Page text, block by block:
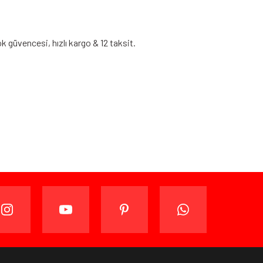
hızlı kargo & 12 taksit.
edebilir veya değiştirebilirsiniz.